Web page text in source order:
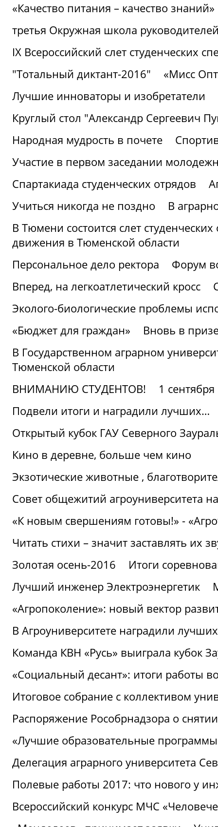
«Качество питания – качество знаний»
третья Окружная школа
IХ Всероссийский слет студенческих
"Тотальный диктант-2016"
«Мисс
Лучшие инноваторы и изобретатели
Круглый стол "Александр Сергеевич
Народная мудрость в почете
Участие в первом заседании
Спартакиада студенческих отрядов
Учиться никогда не поздно
В
В Тюмени состоится слет
движения в Тюменской области
Персональное дело ректора
Форум
Вперед, на легкоатлетический кросс
Эколого-биологические проблемы
«Бюджет для граждан»
Вновь в
В Государственном аграрном
Тюменской области
ВНИМАНИЮ СТУДЕНТОВ!
1 сентября
Подвели итоги и наградили лучших…
Открытый кубок ГАУ Северного
Кино в деревне, больше чем кино
Экзотические животные ,
Совет общежитий агроуниверситета
«К новым свершениям готовы!» -
Читать стихи – значит заставлять их
Золотая осень-2016
Итоги
Лучший инженер Электроэнергетик
«Агропоколение»: новый вектор
В Агроуниверситете наградили
Команда КВН «Русь» выиграла кубок
«Социальный десант»: итоги работы
Итоговое собрание с коллективом
Распоряжение Рособрнадзора о
«Лучшие образовательные
Делегация аграрного университета
Полевые работы 2017: что нового у
Всероссийский конкурс МЧС